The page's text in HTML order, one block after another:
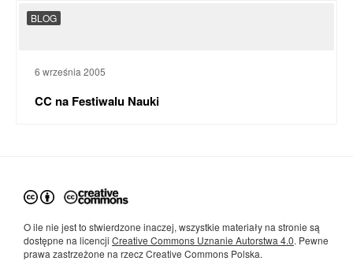
BLOG
6 września 2005
CC na Festiwalu Nauki
O ile nie jest to stwierdzone inaczej, wszystkie materiały na stronie są
dostępne na licencji Creative Commons Uznanie Autorstwa 4.0. Pewne
prawa zastrzeżone na rzecz Creative Commons Polska.